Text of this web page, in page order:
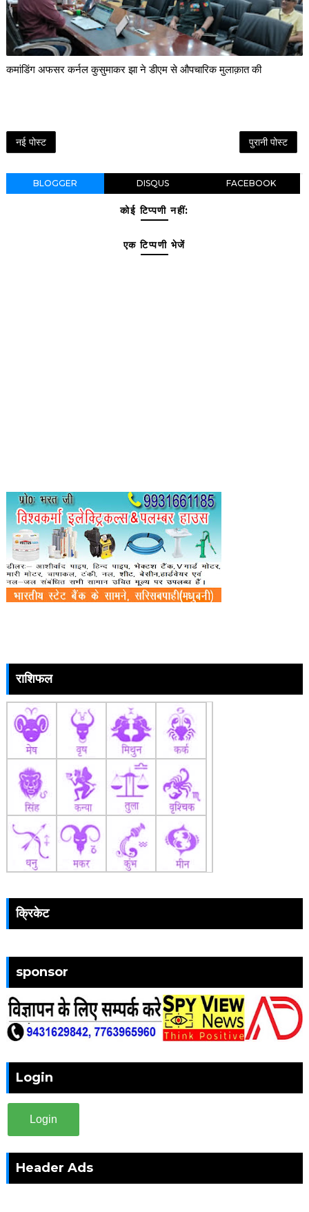
कमांडिंग अफसर कर्नल कुसुमाकर झा ने डीएम से औपचारिक मुलाक़ात की
नई पोस्ट पुरानी पोस्ट
BLOGGER DISQUS FACEBOOK
कोई टिप्पणी नहीं:
एक टिप्पणी भेजें
राशिफल
क्रिकेट
sponsor
Login
Login
Header Ads